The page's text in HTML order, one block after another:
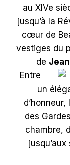
au XIVe
jusqu’à la
cœur de
vestiges du
de
Entre
un
des
chambre,